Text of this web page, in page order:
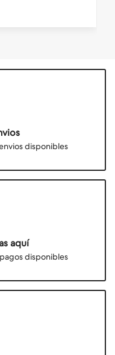
disponibles
aquí
disponibles